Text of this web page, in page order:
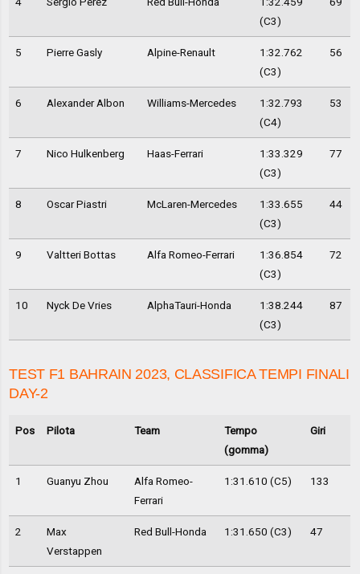
(C3)
5 Pierre Gasly Alpine-Renault
1:32.762
(C3)
56
6 Alexander Albon Williams-Mercedes
1:32.793
(C4)
53
7 Nico Hulkenberg Haas-Ferrari
1:33.329
(C3)
77
8 Oscar Piastri McLaren-Mercedes
1:33.655
(C3)
44
9 Valtteri Bottas Alfa Romeo-Ferrari
1:36.854
(C3)
72
10 Nyck De Vries AlphaTauri-Honda
1:38.244
(C3)
87
TEST F1 BAHRAIN 2023, CLASSIFICA TEMPI FINALI
DAY-2
Pos Pilota Team
Tempo
(gomma)
Giri
1 Guanyu Zhou
Alfa Romeo-
Ferrari
1:31.610 (C5) 133
2
Max
Verstappen
Red Bull-Honda 1:31.650 (C3) 47